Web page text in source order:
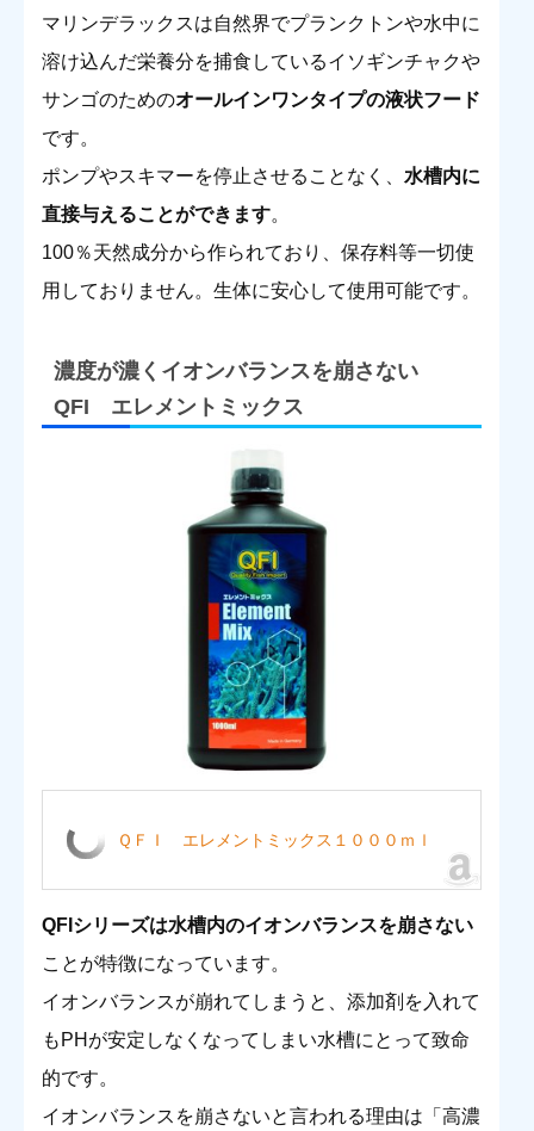
マリンデラックスは自然界でプランクトンや水中に
溶け込んだ栄養分を捕食しているイソギンチャクや
サンゴのためのオールインワンタイプの液状フード
です。
ポンプやスキマーを停止させることなく、 水槽内に
直接与えることができます。
100％天然成分から作られており、保存料等一切使
用しておりません。生体に安心して使用可能です。
濃度が濃くイオンバランスを崩さない
QFI エレメントミックス
ＱＦＩ エレメントミックス１０００ｍｌ
QFIシリーズは水槽内のイオンバランスを崩さない
ことが特徴になっています。
イオンバランスが崩れてしまうと、添加剤を入れて
もPHが安定しなくなってしまい水槽にとって致命
的です。
イオンバランスを崩さないと言われる理由は「高濃